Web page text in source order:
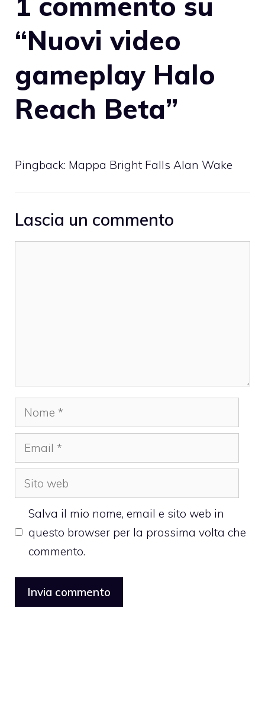
“Nuovi video
gameplay Halo
Reach Beta”
Pingback: Mappa Bright Falls Alan Wake
Lascia un commento
Nome
Email
Sito
web
Salva il mio nome, email e sito web in
questo browser per la prossima volta che
commento.